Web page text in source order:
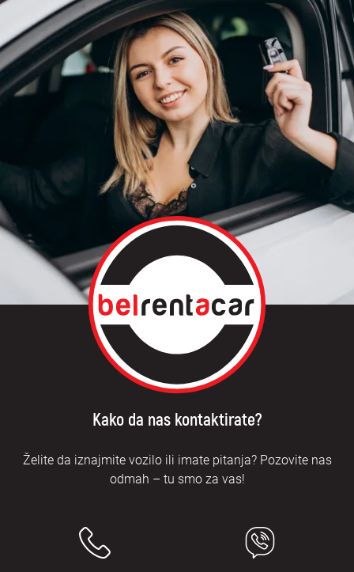
Kako da nas kontaktirate?
Želite da iznajmite vozilo ili imate pitanja? Pozovite nas
odmah – tu smo za vas!